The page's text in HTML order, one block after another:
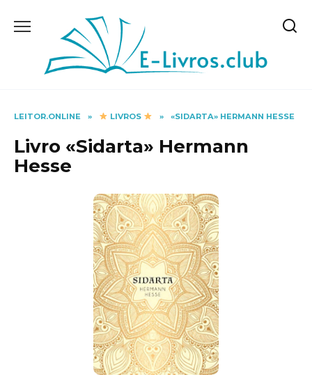
LEITOR.ONLINE » LIVROS » «SIDARTA» HERMANN HESSE
Livro «Sidarta» Hermann
Hesse